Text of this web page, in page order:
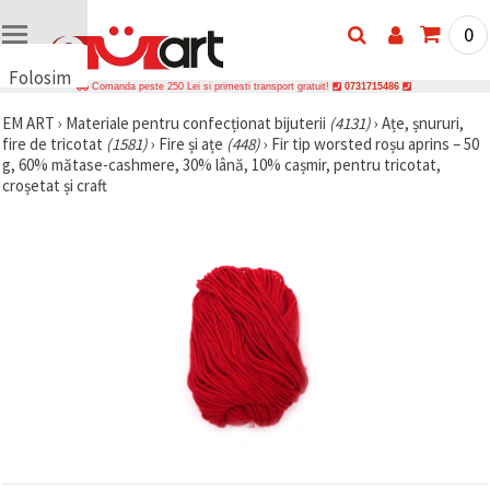
Folosim
uri
🍪 Folosim
cookie-uri
și
0
Comanda peste 250 Lei si primesti transport gratuit! 0731715486
EM ART › Materiale pentru confecționat bijuterii (4131)› Ațe, șnururi,
fire de tricotat (1581)› Fire și ațe (448)› Fir tip worsted roșu aprins – 50
g, 60% mătase-cashmere, 30% lână, 10% cașmir, pentru tricotat,
croșetat și craft